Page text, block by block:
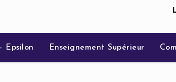
Epsilon Enseignement Supérieur